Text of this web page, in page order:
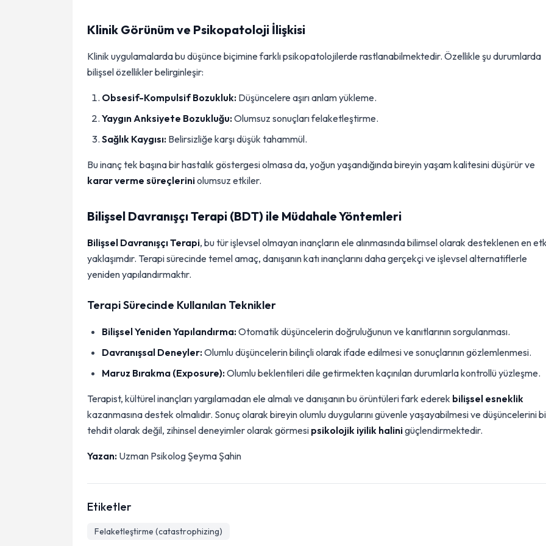
Klinik Görünüm ve Psikopatoloji İlişkisi
Klinik uygulamalarda bu düşünce biçimine farklı psikopatolojilerde rastlanabilmektedir. Özellikle şu durumlarda
bilişsel özellikler belirginleşir:
Obsesif-Kompulsif Bozukluk: Düşüncelere aşırı anlam yükleme.
Yaygın Anksiyete Bozukluğu:Olumsuz sonuçları felaketleştirme.
Sağlık Kaygısı: Belirsizliğe karşı düşük tahammül.
Bu inanç tek başına bir hastalık göstergesi olmasa da, yoğun yaşandığında bireyin yaşam kalitesini düşürür ve
karar verme süreçleriniolumsuz etkiler.
Bilişsel Davranışçı Terapi (BDT) ile Müdahale Yöntemleri
Bilişsel Davranışçı Terapi, bu tür işlevsel olmayan inançların ele alınmasında bilimsel olarak desteklenen en
yaklaşımdır. Terapi sürecinde temel amaç, danışanın katı inançlarını daha gerçekçi ve işlevsel alternatiflerle
yeniden yapılandırmaktır.
Terapi Sürecinde Kullanılan Teknikler
Bilişsel Yeniden Yapılandırma:Otomatik düşüncelerin doğruluğunun ve kanıtlarının sorgulanması.
Davranışsal Deneyler:Olumlu düşüncelerin bilinçli olarak ifade edilmesi ve sonuçlarının gözlemlenmesi.
Maruz Bırakma (Exposure):Olumlu beklentileri dile getirmekten kaçınılan durumlarla kontrollü yüzleşme.
Terapist, kültürel inançları yargılamadan ele almalı ve danışanın bu örüntüleri fark ederek bilişsel esneklik
kazanmasına destek olmalıdır. Sonuç olarak bireyin olumlu duygularını güvenle yaşayabilmesi ve düşüncelerini
tehdit olarak değil, zihinsel deneyimler olarak görmesi psikolojik iyilik halinigüçlendirmektedir.
Yazan: Uzman Psikolog Şeyma Şahin
Etiketler
Felaketleştirme (catastrophizing)